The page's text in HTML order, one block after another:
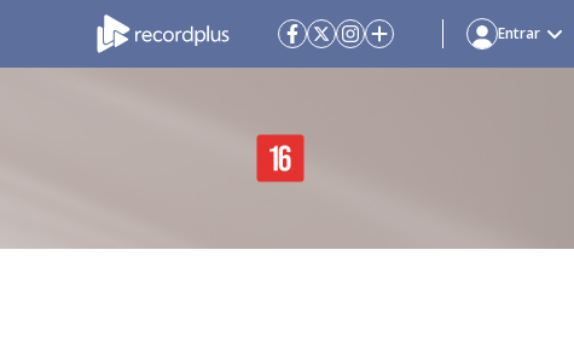
Entrar